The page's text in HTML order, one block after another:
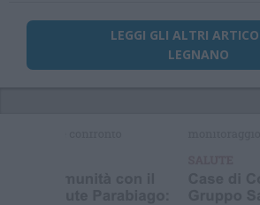
LEGGI GLI ALTRI
LEGNANO